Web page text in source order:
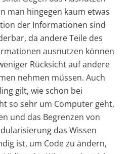
man hingegen kaum etwas
der Informationen sind
da andere Teile des
ausnutzen können
Rücksicht auf andere
nehmen müssen. Auch
gilt, wie schon bei
so sehr um Computer geht,
und das Begrenzen von
das Wissen
ist, um Code zu ändern,